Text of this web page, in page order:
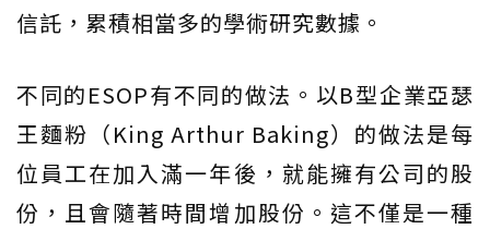
信託，累積相當多的學術研究數據。
不同的ESOP有不同的做法。以B型企業亞瑟
王麵粉（King Arthur Baking）的做法是每
位員工在加入滿一年後，就能擁有公司的股
份，且會隨著時間增加股份。這不僅是一種